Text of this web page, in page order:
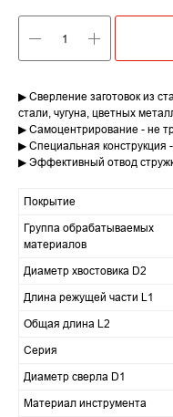
▶ Сверление заготовок из
стали, чугуна, цветных
▶ Самоцентрирование - не
▶ Специальная конструкция
▶ Эффективный отвод
Покрытие
Группа обрабатываемых
материалов
Диаметр хвостовика D2
Длина режущей части L1
Общая длина L2
Серия
Диаметр сверла D1
Материал инструмента